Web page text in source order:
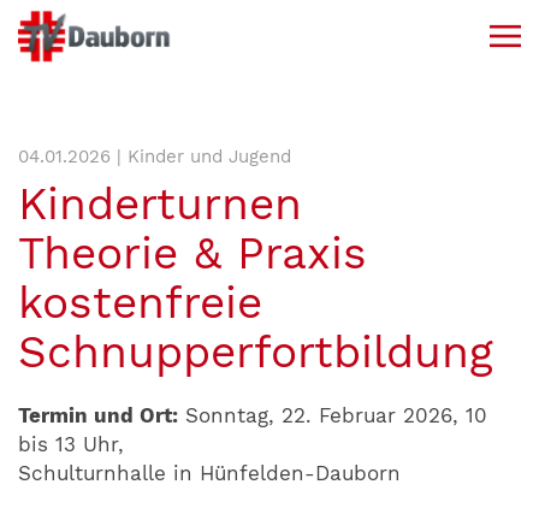
04.01.2026 | Kinder und Jugend
Kinderturnen
Theorie & Praxis
kostenfreie
Schnupperfortbildung
Termin und Ort: Sonntag, 22. Februar 2026, 10
bis 13 Uhr,
Schulturnhalle in Hünfelden-Dauborn